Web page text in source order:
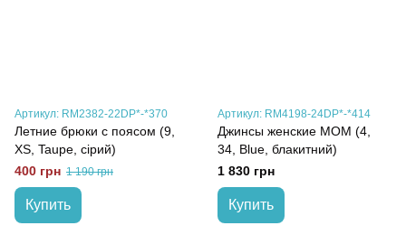
Артикул: RM2382-22DP*-*370
Летние брюки с поясом (9,
XS, Taupe, сірий)
400 грн 1 190 грн
Купить
Артикул: RM4198-24DP*-*414
Джинсы женские МОМ (4,
34, Blue, блакитний)
1 830 грн
Купить